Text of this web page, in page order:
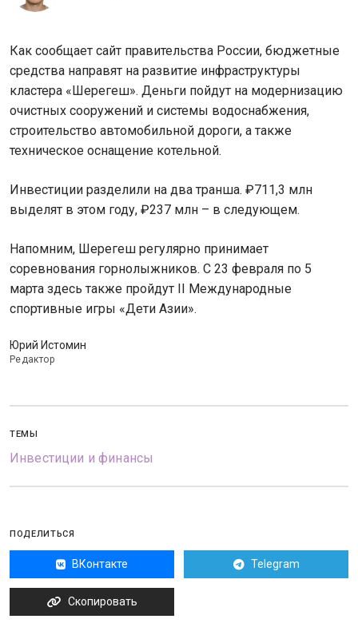
Как сообщает сайт правительства России, бюджетные
средства направят на развитие инфраструктуры
кластера «Шерегеш». Деньги пойдут на модернизацию
очистных сооружений и системы водоснабжения,
строительство автомобильной дороги, а также
техническое оснащение котельной.
Инвестиции разделили на два транша. ₽711,3 млн
выделят в этом году, ₽237 млн – в следующем.
Напомним, Шерегеш регулярно принимает
соревнования горнолыжников. С 23 февраля по 5
марта здесь также пройдут II Международные
спортивные игры «Дети Азии».
Юрий Истомин
Редактор
ТЕМЫ
Инвестиции и финансы
ПОДЕЛИТЬСЯ
ВКонтакте Telegram
Скопировать